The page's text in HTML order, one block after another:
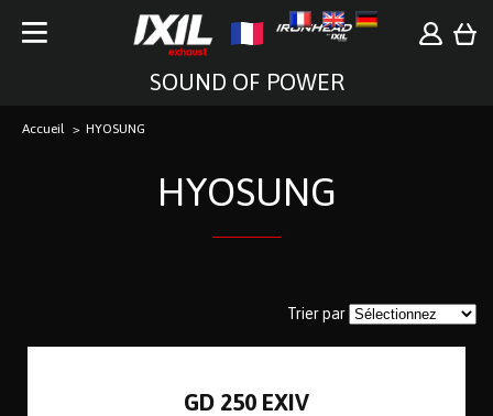
SOUND OF POWER
Accueil HYOSUNG
HYOSUNG
Trier par
GD 250 EXIV